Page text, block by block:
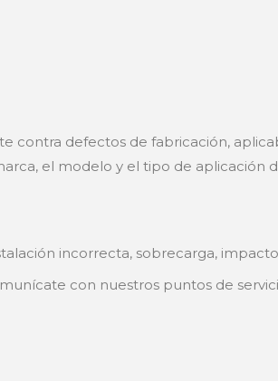
contra defectos de fabricación,
el modelo y el tipo de aplicación
incorrecta, sobrecarga,
con nuestros puntos de